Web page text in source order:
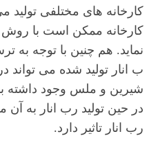
کارخانه های مختلفی تولید
کارخانه ممکن است با روش
نماید. هم چنین با توجه به
ب انار تولید شده می تواند
شیرین و ملس وجود داشته
در حین تولید رب انار به آن
رب انار تاثیر دارد.